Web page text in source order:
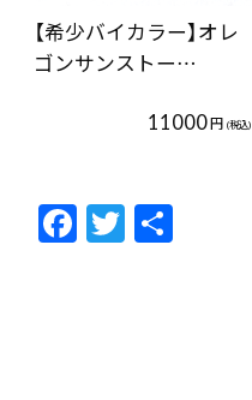
【希少バイカラー】オレ
ゴンサンストー…
11000円 (税込)
F
ac
T
w